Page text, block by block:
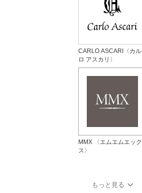
CARLO ASCARI〈カル
ロ アスカリ〉
MMX 〈エムエムエック
ス〉
もっと見る